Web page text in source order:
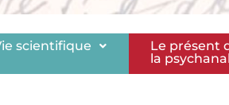
scientifique
Le présent
la